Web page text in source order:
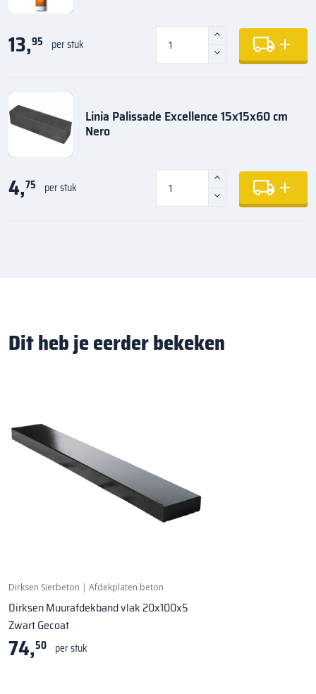
13,95 per stuk
Linia Palissade Excellence 15x15x60 cm
Nero
4,75 per stuk
Dit heb je eerder bekeken
Dirksen Sierbeton | Afdekplaten beton
Dirksen Muurafdekband vlak 20x100x5
Zwart Gecoat
74,50 per stuk